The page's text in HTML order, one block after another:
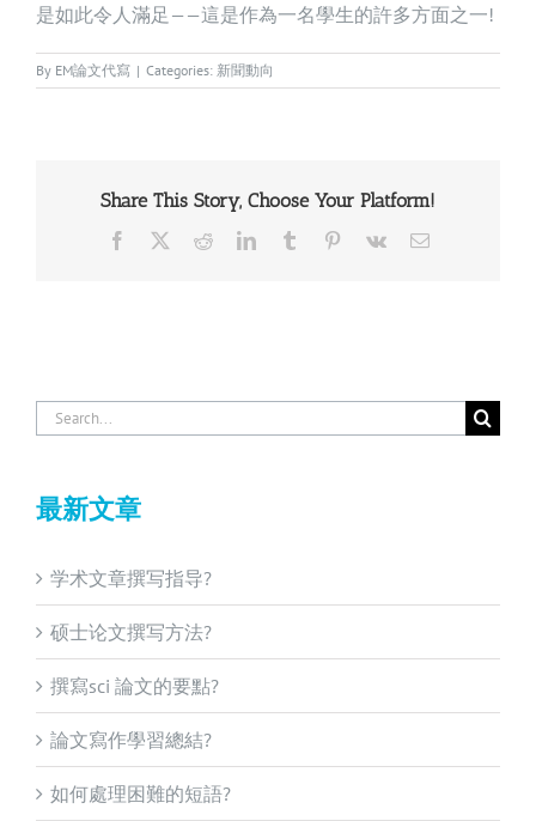
是如此令人滿足——這是作為一名學生的許多方面之一!
By EM論文代寫 | Categories: 新聞動向
Share This Story, Choose Your Platform!
Facebook RedditLinkedInTumblr Pinterest
Vk Email
Search
for:
最新文章
学术文章撰写指导?
硕士论文撰写方法?
撰寫sci 論文的要點?
論文寫作學習總結?
如何處理困難的短語?